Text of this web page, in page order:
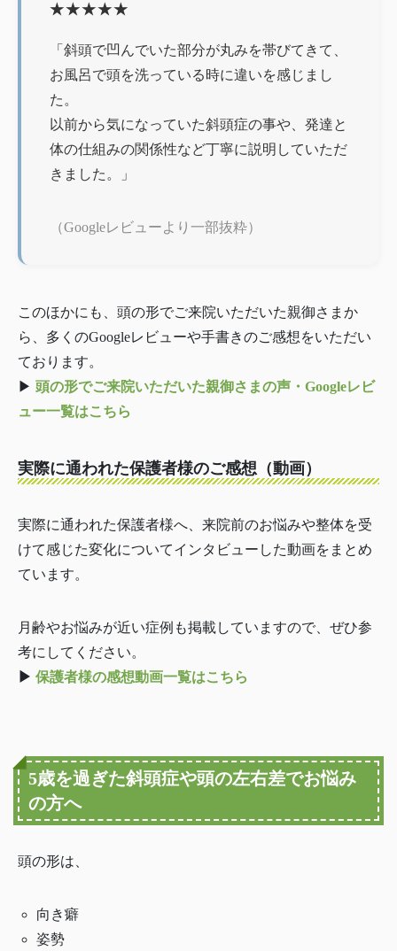
★★★★★
「斜頭で凹んでいた部分が丸みを帯びてきて、
お風呂で頭を洗っている時に違いを感じまし
た。
以前から気になっていた斜頭症の事や、発達と
体の仕組みの関係性など丁寧に説明していただ
きました。」
（Googleレビューより一部抜粋）
このほかにも、頭の形でご来院いただいた親御さまか
ら、多くのGoogleレビューや手書きのご感想をいただい
ております。
▶︎ 頭の形でご来院いただいた親御さまの声・Googleレビ
ュー一覧はこちら
実際に通われた保護者様のご感想（動画）
実際に通われた保護者様へ、来院前のお悩みや整体を受
けて感じた変化についてインタビューした動画をまとめ
ています。
月齢やお悩みが近い症例も掲載していますので、ぜひ参
考にしてください。
▶ 保護者様の感想動画一覧はこちら
5歳を過ぎた斜頭症や頭の左右差でお悩み
の方へ
頭の形は、
向き癖
姿勢